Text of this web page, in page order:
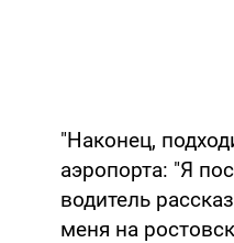
"Наконец,
аэропорта: "Я
водитель
меня на